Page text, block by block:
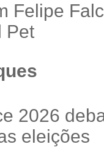
Felipe
Pet
2026
eleições